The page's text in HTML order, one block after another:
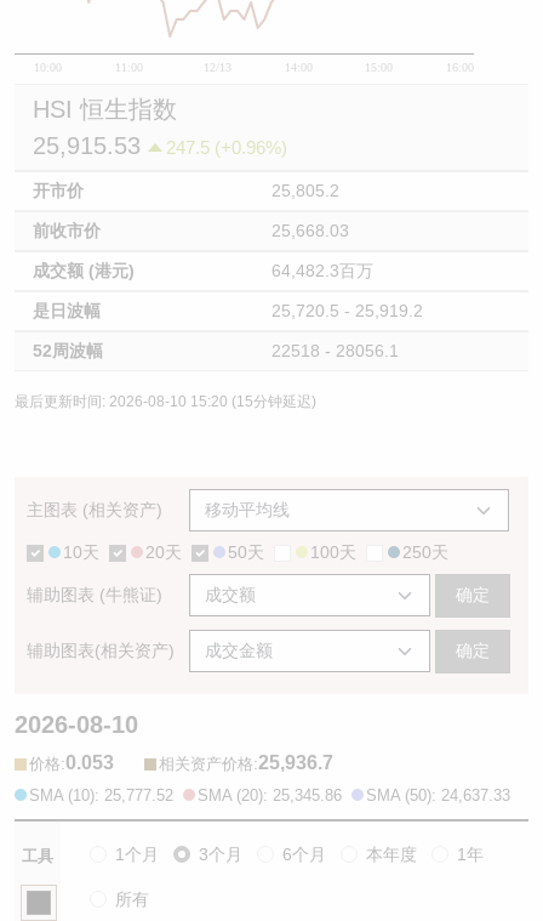
10:00 11:00 12/13 14:00 15:00 16:00
HSI 恒生指数
25,915.53
247.5 (+0.96%)
开市价 25,805.2
前收市价 25,668.03
成交额 (港元) 64,482.3百万
是日波幅 25,720.5 - 25,919.2
52周波幅 22518 - 28056.1
最后更新时间: 2026-08-10 15:20 (15分钟延迟)
主图表 (相关资产)
10天 20天 50天 100天 250天
辅助图表 (牛熊证) 确定
辅助图表(相关资产) 确定
2026-08-10
价格:0.053 相关资产价格:25,936.7
SMA (10): 25,777.52 SMA (20): 25,345.86 SMA (50): 24,637.33
工具 1个月 3个月 6个月 本年度 1年
所有